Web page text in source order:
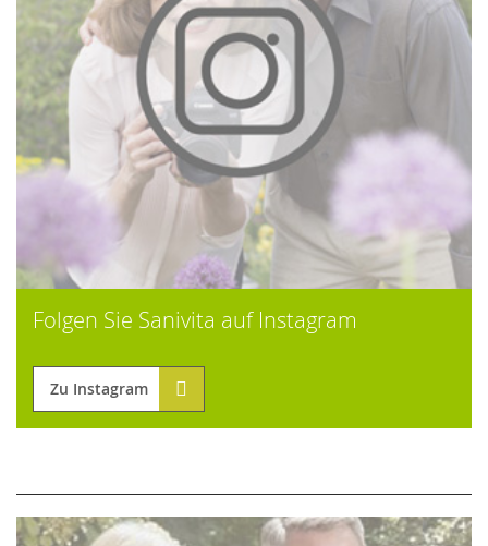
Folgen Sie Sanivita auf Instagram
Zu Instagram